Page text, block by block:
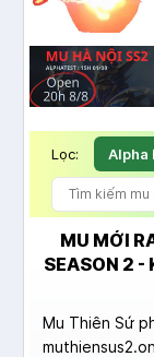
Lọc: Alpha
MU MỚI
SEASON 2 -
Mu Thiên Sứ